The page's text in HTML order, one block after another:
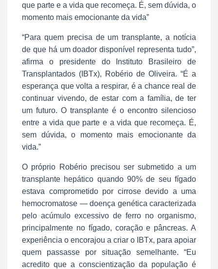
que parte e a vida que recomeça. É, sem dúvida, o
momento mais emocionante da vida”
“Para quem precisa de um transplante, a notícia
de que há um doador disponível representa tudo”,
afirma o presidente do Instituto Brasileiro de
Transplantados (IBTx), Robério de Oliveira. “É a
esperança que volta a respirar, é a chance real de
continuar vivendo, de estar com a família, de ter
um futuro. O transplante é o encontro silencioso
entre a vida que parte e a vida que recomeça. É,
sem dúvida, o momento mais emocionante da
vida.”
O próprio Robério precisou ser submetido a um
transplante hepático quando 90% de seu fígado
estava comprometido por cirrose devido a uma
hemocromatose — doença genética caracterizada
pelo acúmulo excessivo de ferro no organismo,
principalmente no fígado, coração e pâncreas. A
experiência o encorajou a criar o IBTx, para apoiar
quem passasse por situação semelhante. “Eu
acredito que a conscientização da população é